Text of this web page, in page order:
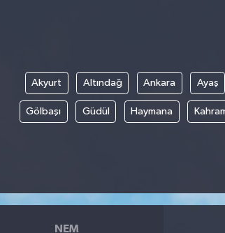
Akyurt Altındağ Ankara Ayaş
Gölbaşı Güdül Haymana
NEM